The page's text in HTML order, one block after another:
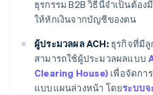
ธุรกรรม B2B วิธีนี้จำเป็นต้อ
ให้หักเงินจากบัญชีของตน
ผู้ประมวลผล ACH:ธุรกิจที่มีลู
สามารถใช้ผู้ประมวลผลแบบ
Clearing House) เพื่อจัดกา
แบบแผนล่วงหน้า โดยระบบจ